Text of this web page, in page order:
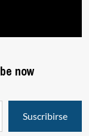
now
Suscribirse